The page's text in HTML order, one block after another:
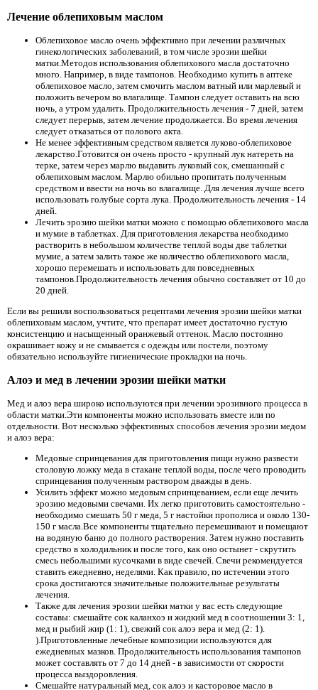
Лечение облепиховым маслом
Облепиховое масло очень эффективно при лечении различных
гинекологических заболеваний, в том числе эрозии шейки
матки.Методов использования облепихового масла достаточно
много. Например, в виде тампонов. Необходимо купить в аптеке
облепиховое масло, затем смочить маслом ватный или марлевый и
положить вечером во влагалище. Тампон следует оставить на всю
ночь, а утром удалить. Продолжительность лечения - 7 дней, затем
следует перерыв, затем лечение продолжается. Во время лечения
следует отказаться от полового акта.
Не менее эффективным средством является луково-облепиховое
лекарство.Готовится он очень просто - крупный лук натереть на
терке, затем через марлю выдавить луковый сок, смешанный с
облепиховым маслом. Марлю обильно пропитать полученным
средством и ввести на ночь во влагалище. Для лечения лучше всего
использовать голубые сорта лука. Продолжительность лечения - 14
дней.
Лечить эрозию шейки матки можно с помощью облепихового масла
и мумие в таблетках. Для приготовления лекарства необходимо
растворить в небольшом количестве теплой воды две таблетки
мумие, а затем залить такое же количество облепихового масла,
хорошо перемешать и использовать для повседневных
тампонов.Продолжительность лечения обычно составляет от 10 до
20 дней.
Если вы решили воспользоваться рецептами лечения эрозии шейки матки
облепиховым маслом, учтите, что препарат имеет достаточно густую
консистенцию и насыщенный оранжевый оттенок. Масло постоянно
окрашивает кожу и не смывается с одежды или постели, поэтому
обязательно используйте гигиенические прокладки на ночь.
Алоэ и мед в лечении эрозии шейки матки
Мед и алоэ вера широко используются при лечении эрозивного процесса в
области матки.Эти компоненты можно использовать вместе или по
отдельности. Вот несколько эффективных способов лечения эрозии медом
и алоэ вера:
Медовые спринцевания для приготовления пищи нужно развести
столовую ложку меда в стакане теплой воды, после чего проводить
спринцевания полученным раствором дважды в день.
Усилить эффект можно медовым спринцеванием, если еще лечить
эрозию медовыми свечами. Их легко приготовить самостоятельно -
необходимо смешать 50 г меда, 5 г настойки прополиса и около 130-
150 г масла.Все компоненты тщательно перемешивают и помещают
на водяную баню до полного растворения. Затем нужно поставить
средство в холодильник и после того, как оно остынет - скрутить
смесь небольшими кусочками в виде свечей. Свечи рекомендуется
ставить ежедневно, неделями. Как правило, по истечении этого
срока достигаются значительные положительные результаты
лечения.
Также для лечения эрозии шейки матки у вас есть следующие
составы: смешайте сок каланхоэ и жидкий мед в соотношении 3: 1,
мед и рыбий жир (1: 1), свежий сок алоэ вера и мед (2: 1).
).Приготовленные лечебные композиции используются для
ежедневных мазков. Продолжительность использования тампонов
может составлять от 7 до 14 дней - в зависимости от скорости
процесса выздоровления.
Смешайте натуральный мед, сок алоэ и касторовое масло в